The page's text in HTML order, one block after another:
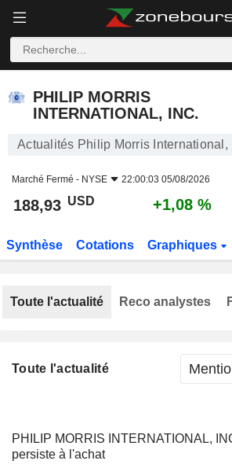
PHILIP MORRIS
INTERNATIONAL, INC.
Actualités Philip Morris International,
Marché Fermé - NYSE 22:00:03 05/08/2026
188,93 USD +1,08 %
Synthèse Cotations Graphiques
Toute l'actualité
PHILIP MORRIS INTERNATIONAL,
persiste à l'achat
Toute l'actualité Reco analystes